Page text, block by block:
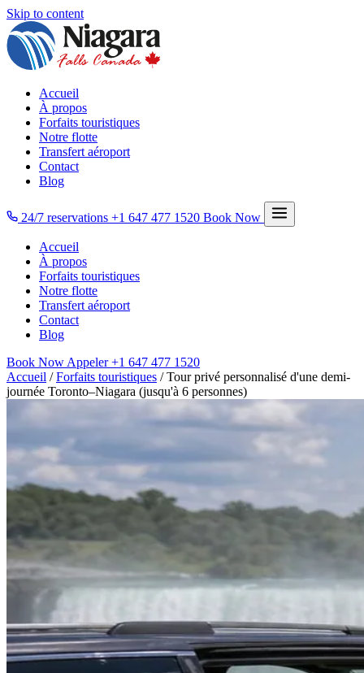
Skip to content
Accueil
À propos
Forfaits touristiques
Notre flotte
Transfert aéroport
Contact
Blog
24/7 reservations +1 647 477 1520 Book Now
Accueil
À propos
Forfaits touristiques
Notre flotte
Transfert aéroport
Contact
Blog
Book Now Appeler+1 647 477 1520
Accueil / Forfaits touristiques / Tour privé personnalisé d'une demi-
journée Toronto–Niagara (jusqu'à 6 personnes)